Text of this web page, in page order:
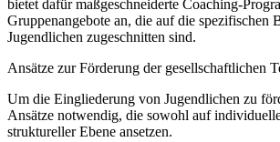
bietet dafür maßgeschneiderte Coaching-
Gruppenangebote an, die auf die spezifischen
Jugendlichen zugeschnitten sind.
Ansätze zur Förderung der gesellschaftlichen
Um die Eingliederung von Jugendlichen zu
Ansätze notwendig, die sowohl auf
struktureller Ebene ansetzen.